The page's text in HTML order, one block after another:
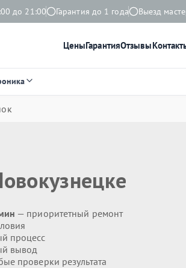
до 21:00 Гарантия до 1 года Выезд
ЦеныГарантияОтзывы
— приоритетный ремонт
процесс
вывод
проверки результата